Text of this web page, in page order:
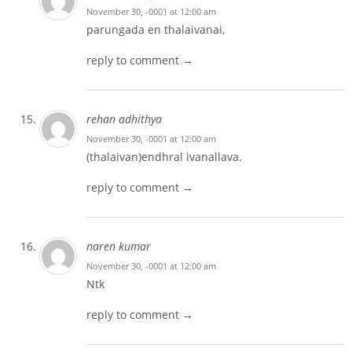
November 30, -0001 at 12:00 am
parungada en thalaivanai,
reply to comment →
rehan adhithya
November 30, -0001 at 12:00 am
(thalaivan)endhral ivanallava.
reply to comment →
naren kumar
November 30, -0001 at 12:00 am
Ntk
reply to comment →